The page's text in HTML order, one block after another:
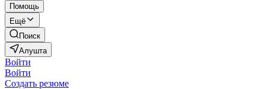
Помощь
Ещё
Поиск
Алушта
Войти
Войти
Создать резюме